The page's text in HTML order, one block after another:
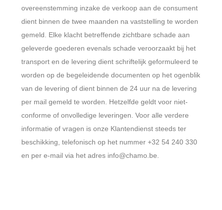
overeenstemming inzake de verkoop aan de consument
dient binnen de twee maanden na vaststelling te worden
gemeld. Elke klacht betreffende zichtbare schade aan
geleverde goederen evenals schade veroorzaakt bij het
transport en de levering dient schriftelijk geformuleerd te
worden op de begeleidende documenten op het ogenblik
van de levering of dient binnen de 24 uur na de levering
per mail gemeld te worden. Hetzelfde geldt voor niet-
conforme of onvolledige leveringen. Voor alle verdere
informatie of vragen is onze Klantendienst steeds ter
beschikking, telefonisch op het nummer +32 54 240 330
en per e-mail via het adres info@chamo.be.